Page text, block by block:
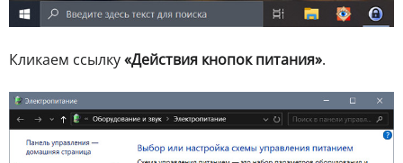
Кликаем ссылку«Действия кнопок питания».